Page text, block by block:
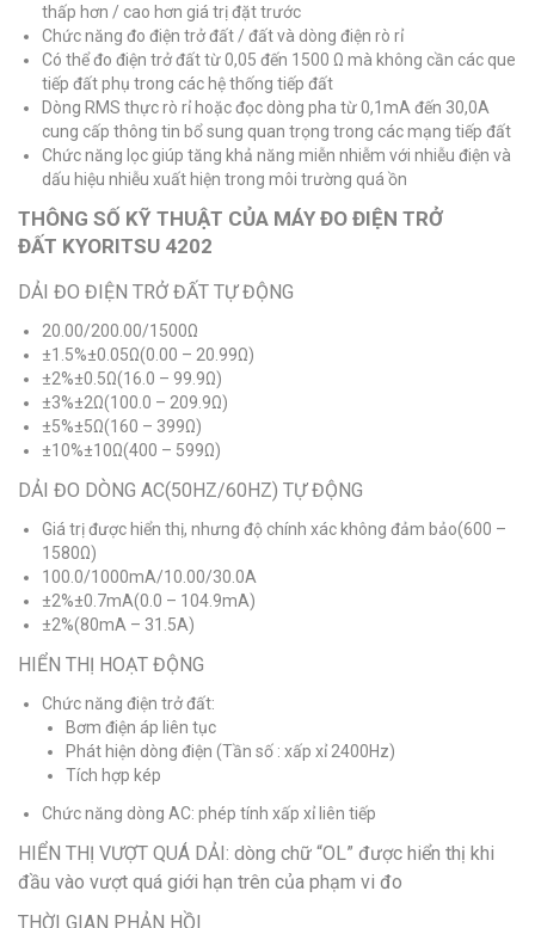
thấp hơn / cao hơn giá trị đặt trước
Chức năng đo điện trở đất / đất và dòng điện rò rỉ
Có thể đo điện trở đất từ ​​0,05 đến 1500 Ω mà không cần các que
tiếp đất phụ trong các hệ thống tiếp đất
Dòng RMS thực rò rỉ hoặc đọc dòng pha từ 0,1mA đến 30,0A
cung cấp thông tin bổ sung quan trọng trong các mạng tiếp đất
Chức năng lọc giúp tăng khả năng miễn nhiễm với nhiễu điện và
dấu hiệu nhiễu xuất hiện trong môi trường quá ồn
THÔNG SỐ KỸ THUẬT CỦA MÁY ĐO ĐIỆN TRỞ
ĐẤT KYORITSU 4202
DẢI ĐO ĐIỆN TRỞ ĐẤT TỰ ĐỘNG
20.00/200.00/1500Ω
±1.5%±0.05Ω(0.00 – 20.99Ω)
±2%±0.5Ω(16.0 – 99.9Ω)
±3%±2Ω(100.0 – 209.9Ω)
±5%±5Ω(160 – 399Ω)
±10%±10Ω(400 – 599Ω)
DẢI ĐO DÒNG AC(50HZ/60HZ) TỰ ĐỘNG
Giá trị được hiển thị, nhưng độ chính xác không đảm bảo(600 –
1580Ω)
100.0/1000mA/10.00/30.0A
±2%±0.7mA(0.0 – 104.9mA)
±2%(80mA – 31.5A)
HIỂN THỊ HOẠT ĐỘNG
Chức năng điện trở đất:
Bơm điện áp liên tục
Phát hiện dòng điện (Tần số : xấp xỉ 2400Hz)
Tích hợp kép
Chức năng dòng AC: phép tính xấp xỉ liên tiếp
HIỂN THỊ VƯỢT QUÁ DẢI: dòng chữ “OL” được hiển thị khi
đầu vào vượt quá giới hạn trên của phạm vi đo
THỜI GIAN PHẢN HỒI